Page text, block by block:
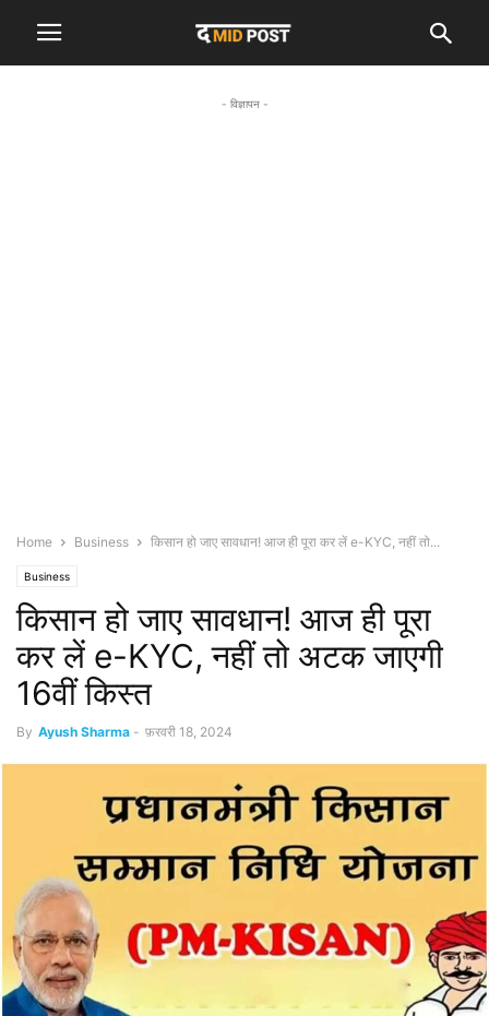
- विज्ञापन -
Home Business किसान हो जाए सावधान! आज ही पूरा कर लें e-KYC, नहीं तो...
Business
किसान हो जाए सावधान! आज ही पूरा
कर लें e-KYC, नहीं तो अटक जाएगी
16वीं किस्त
By Ayush Sharma - फ़रवरी 18, 2024